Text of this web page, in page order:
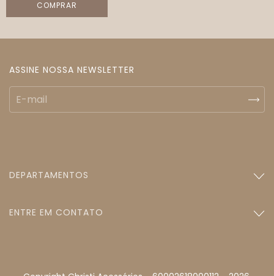
COMPRAR
ASSINE NOSSA NEWSLETTER
DEPARTAMENTOS
ENTRE EM CONTATO